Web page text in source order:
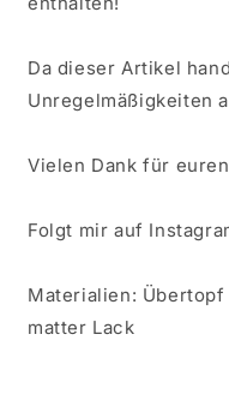
Da dieser Artikel
Unregelmäßigkeiten
Vielen Dank für
Folgt mir auf
Materialien:
matter Lack